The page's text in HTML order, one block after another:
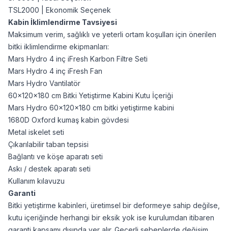
TSL2000 | Ekonomik Seçenek
Kabin İklimlendirme Tavsiyesi
Maksimum verim, sağlıklı ve yeterli ortam koşulları için önerilen
bitki iklimlendirme ekipmanları:
Mars Hydro 4 inç iFresh Karbon Filtre Seti
Mars Hydro 4 inç iFresh Fan
Mars Hydro Vantilatör
60x120x180 cm Bitki Yetiştirme Kabini Kutu İçeriği
Mars Hydro 60x120x180 cm bitki yetiştirme kabini
1680D Oxford kumaş kabin gövdesi
Metal iskelet seti
Çıkarılabilir taban tepsisi
Bağlantı ve köşe aparatı seti
Askı / destek aparatı seti
Kullanım kılavuzu
Garanti
Bitki yetiştirme kabinleri, üretimsel bir deformeye sahip değilse,
kutu içeriğinde herhangi bir eksik yok ise kurulumdan itibaren